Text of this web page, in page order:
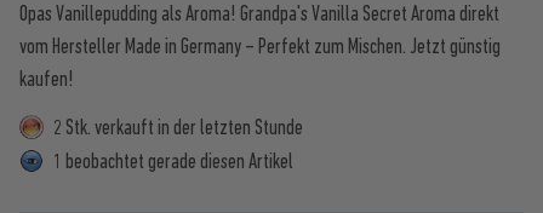
Opas Vanillepudding als Aroma! Grandpa's Vanilla Secret Aroma direkt
vom Hersteller Made in Germany – Perfekt zum Mischen. Jetzt günstig
kaufen!
2 Stk. verkauft in der letzten Stunde
1 beobachtet gerade diesen Artikel